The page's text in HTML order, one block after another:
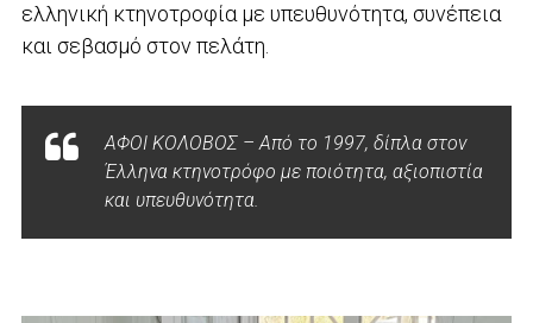
ελληνική κτηνοτροφία με υπευθυνότητα, συνέπεια
και σεβασμό στον πελάτη.
ΑΦΟΙ ΚΟΛΟΒΟΣ – Από το 1997, δίπλα στον
Έλληνα κτηνοτρόφο με ποιότητα, αξιοπιστία
και υπευθυνότητα.